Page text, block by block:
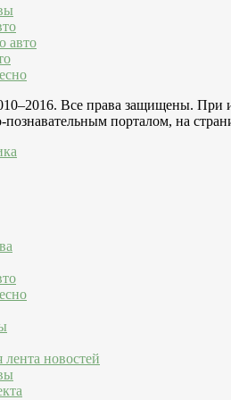
авто
Все права защищены. При
порталом, на
новостей